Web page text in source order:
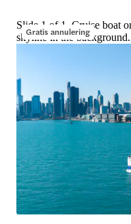
Gratis annulering
Slide 1 of 1, Cruise boat
skyline in the background.